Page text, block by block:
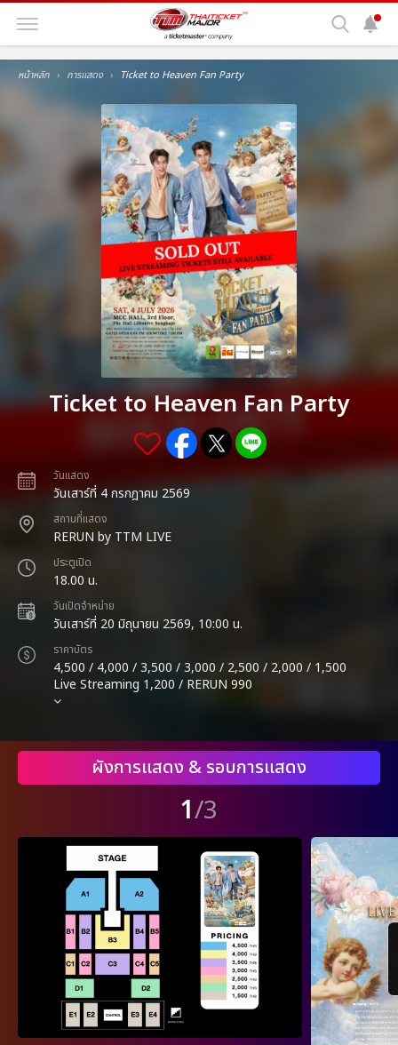
หน้าหลัก การแสดง Ticket to Heaven Fan Party
Ticket to Heaven Fan Party
วันแสดง
วันเสาร์ที่ 4 กรกฎาคม 2569
สถานที่แสดง
RERUN by TTM LIVE
ประตูเปิด
18.00 น.
วันเปิดจำหน่าย
วันเสาร์ที่ 20 มิถุนายน 2569, 10:00 น.
ราคาบัตร
4,500 / 4,000 / 3,500 / 3,000 / 2,500 / 2,000 / 1,500
Live Streaming 1,200 / RERUN 990
ผังการแสดง & รอบการแสดง
1/3